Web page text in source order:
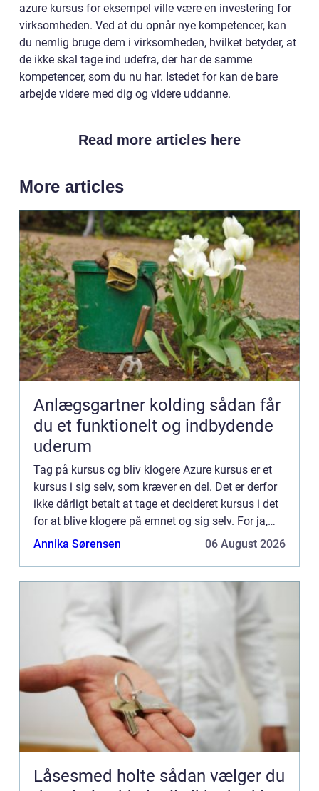
azure kursus for eksempel ville være en investering for
virksomheden. Ved at du opnår nye kompetencer, kan
du nemlig bruge dem i virksomheden, hvilket betyder, at
de ikke skal tage ind udefra, der har de samme
kompetencer, som du nu har. Istedet for kan de bare
arbejde videre med dig og videre uddanne.
Read more articles here
More articles
Anlægsgartner kolding sådan får
du et funktionelt og indbydende
uderum
Tag på kursus og bliv klogere Azure kursus er et
kursus i sig selv, som kræver en del. Det er derfor
ikke dårligt betalt at tage et decideret kursus i det
for at blive klogere på emnet og sig selv. For ja,
der blev sagt “sig selv”. Et kur...
Annika Sørensen 06 August 2026
Låsesmed holte sådan vælger du